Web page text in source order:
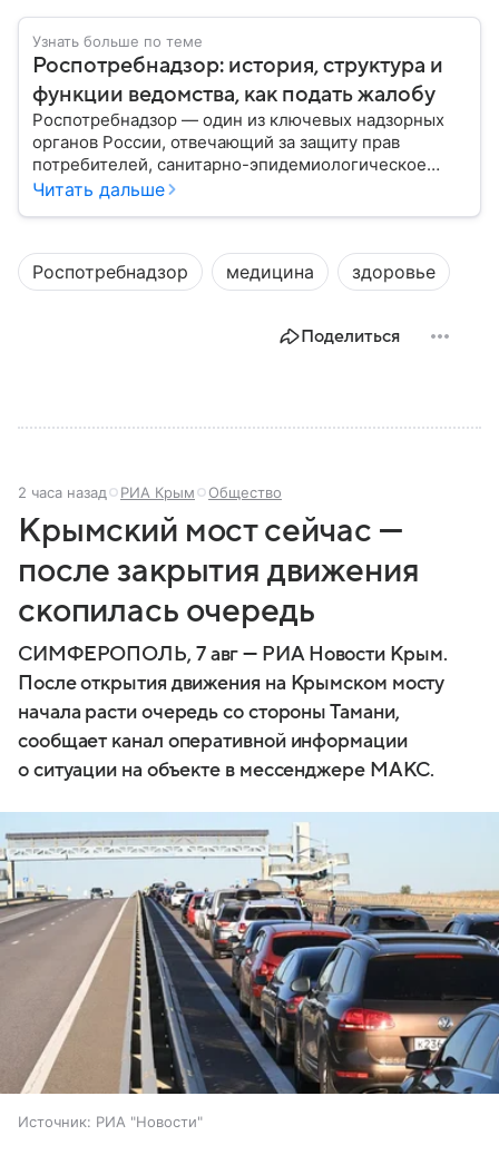
Узнать больше по теме
Роспотребнадзор: история, структура и
функции ведомства, как подать жалобу
Роспотребнадзор — один из ключевых надзорных
органов России, отвечающий за защиту прав
потребителей, санитарно-эпидемиологическое
благополучие населения и контроль соблюдения
руководит им сегодня.
Читать дальше
Роспотребнадзор медицина здоровье
Поделиться
2 часа назад РИА Крым Общество
Крымский мост сейчас —
после закрытия движения
скопилась очередь
СИМФЕРОПОЛЬ, 7 авг — РИА Новости Крым.
После открытия движения на Крымском мосту
начала расти очередь со стороны Тамани,
сообщает канал оперативной информации
о ситуации на объекте в мессенджере МАКС.
Источник: РИА "Новости"